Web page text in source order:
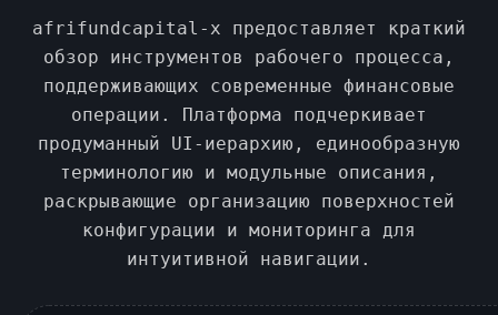
afrifundcapital-x предоставляет краткий
обзор инструментов рабочего процесса,
поддерживающих современные финансовые
операции. Платформа подчеркивает
продуманный UI-иерархию, единообразную
терминологию и модульные описания,
раскрывающие организацию поверхностей
конфигурации и мониторинга для
интуитивной навигации.